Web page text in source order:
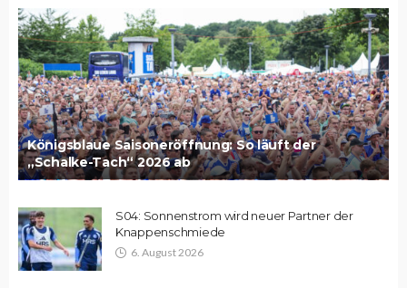
Königsblaue Saisoneröffnung: So läuft der
„Schalke-Tach“ 2026 ab
S04: Sonnenstrom wird neuer Partner der
Knappenschmiede
6. August 2026